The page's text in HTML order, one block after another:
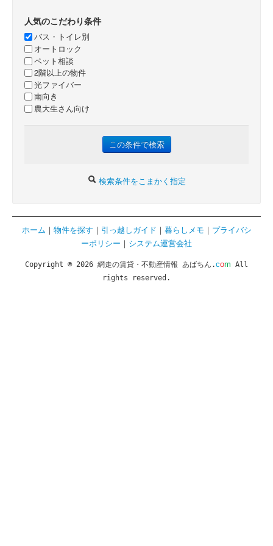
人気のこだわり条件
バス・トイレ別
オートロック
ペット相談
2階以上の物件
光ファイバー
南向き
農大生さん向け
検索条件をこまかく指定
ホーム ｜ 物件を探す ｜ 引っ越しガイド ｜ 暮らしメモ ｜ プライバシ
ーポリシー ｜ システム運営会社
Copyright © 2026 網走の賃貸・不動産情報 あばちん.com All
rights reserved.